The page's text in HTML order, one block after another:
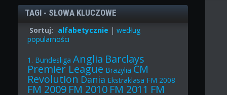
TAGI - SŁOWA KLUCZOWE
Sortuj: alfabetycznie |według
popularności
1. Bundesliga Anglia Barclays
Premier League Brazylia CM
Revolution Dania Ekstraklasa FM 2008
FM 2009 FM 2010 FM 2011 FM